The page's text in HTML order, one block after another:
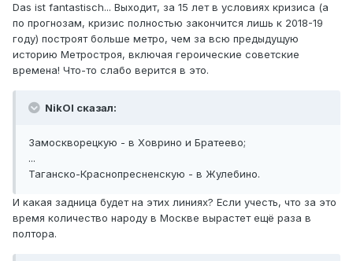
Das ist fantastisch... Выходит, за 15 лет в условиях кризиса (а
по прогнозам, кризис полностью закончится лишь к 2018-19
году) построят больше метро, чем за всю предыдущую
историю Метростроя, включая героические советские
времена! Что-то слабо верится в это.
NikOl сказал:
Замоскворецкую - в Ховрино и Братеево;
...
Таганско-Краснопресненскую - в Жулебино.
И какая задница будет на этих линиях? Если учесть, что за это
время количество народу в Москве вырастет ещё раза в
полтора.